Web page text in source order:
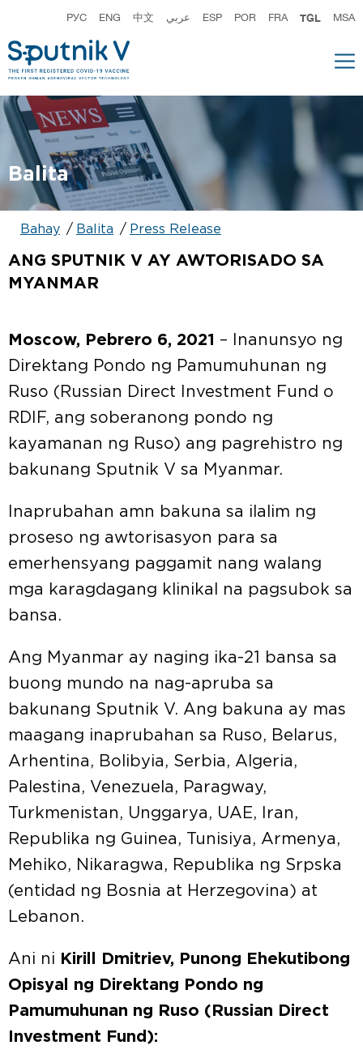
РУС ENG 中文 عربي ESP POR FRA TGL MSA
Balita
Bahay Balita Press Release
ANG SPUTNIK V AY AWTORISADO SA
MYANMAR
Moscow, Pebrero 6, 2021
– Inanunsyo ng
Direktang Pondo ng Pamumuhunan ng
Ruso (Russian Direct Investment Fund o
RDIF, ang soberanong pondo ng
kayamanan ng Ruso) ang pagrehistro ng
bakunang Sputnik V sa Myanmar.
Inaprubahan amn bakuna sa ilalim ng
proseso ng awtorisasyon para sa
emerhensyang paggamit nang walang
mga karagdagang klinikal na pagsubok sa
bansa.
Ang Myanmar ay naging ika-21 bansa sa
buong mundo na nag-apruba sa
bakunang Sputnik V. Ang bakuna ay mas
maagang inaprubahan sa Ruso, Belarus,
Arhentina, Bolibyia, Serbia, Algeria,
Palestina, Venezuela, Paragway,
Turkmenistan, Unggarya, UAE, Iran,
Republika ng Guinea, Tunisiya, Armenya,
Mehiko, Nikaragwa, Republika ng Srpska
(entidad ng Bosnia at Herzegovina) at
Lebanon.
Ani ni
Kirill Dmitriev, Punong Ehekutibong
Opisyal ng Direktang Pondo ng
Pamumuhunan ng Ruso (Russian Direct
Investment Fund):